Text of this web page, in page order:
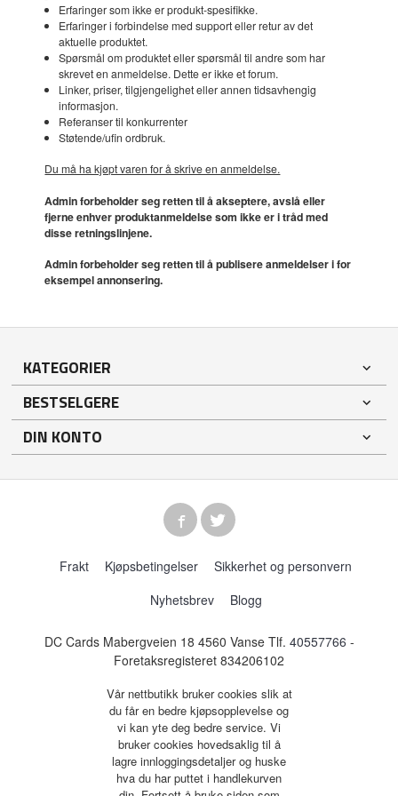
Erfaringer som ikke er produkt-spesifikke.
Erfaringer i forbindelse med support eller retur av det
aktuelle produktet.
Spørsmål om produktet eller spørsmål til andre som har
skrevet en anmeldelse. Dette er ikke et forum.
Linker, priser, tilgjengelighet eller annen tidsavhengig
informasjon.
Referanser til konkurrenter
Støtende/ufin ordbruk.
Du må ha kjøpt varen for å skrive en anmeldelse.
Admin forbeholder seg retten til å akseptere, avslå eller
fjerne enhver produktanmeldelse som ikke er i tråd med
disse retningslinjene.
Admin forbeholder seg retten til å publisere anmeldelser i for
eksempel annonsering.
KATEGORIER
BESTSELGERE
DIN KONTO
Frakt Kjøpsbetingelser
Sikkerhet og personvern
Nyhetsbrev
Blogg
DC Cards Mabergveien 18 4560 Vanse Tlf. 40557766 -
Foretaksregisteret 834206102
Vår nettbutikk bruker cookies slik at
du får en bedre kjøpsopplevelse og
vi kan yte deg bedre service. Vi
bruker cookies hovedsaklig til å
lagre innloggingsdetaljer og huske
hva du har puttet i handlekurven